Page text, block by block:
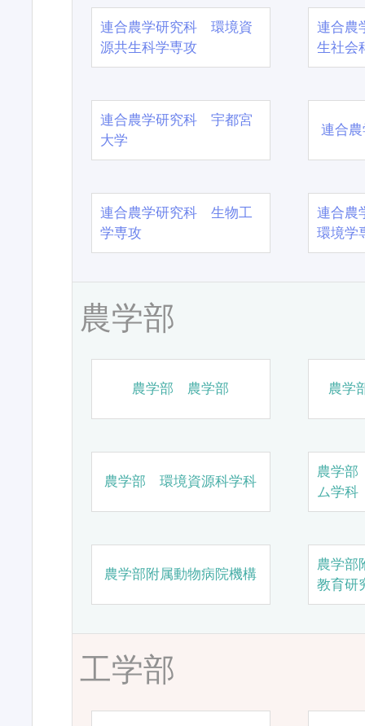
連合農学研究科 環境資
源共生科学専攻
連合農
生社会
連合農学研究科 宇都宮
大学
連合
連合農学研究科 生物工
学専攻
連合農
環境学
農学部
農学部 農学部 農学
農学部 環境資源科学科
農学
ム学科
農学部附属動物病院機構
農学部
教育研
工学部